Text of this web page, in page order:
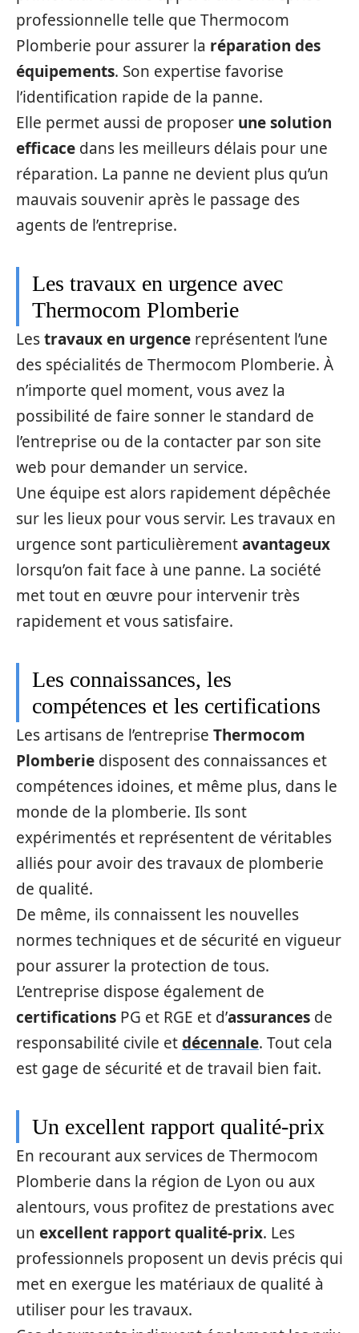
professionnelle telle que Thermocom
Plomberie pour assurer la réparation des
équipements. Son expertise favorise
l’identification rapide de la panne.
Elle permet aussi de proposer une solution
efficace dans les meilleurs délais pour une
réparation. La panne ne devient plus qu’un
mauvais souvenir après le passage des
agents de l’entreprise.
Les travaux en urgence avec
Thermocom Plomberie
Lestravaux en urgence représentent l’une
des spécialités de Thermocom Plomberie. À
n’importe quel moment, vous avez la
possibilité de faire sonner le standard de
l’entreprise ou de la contacter par son site
web pour demander un service.
Une équipe est alors rapidement dépêchée
sur les lieux pour vous servir. Les travaux en
urgence sont particulièrementavantageux
lorsqu’on fait face à une panne. La société
met tout en œuvre pour intervenir très
rapidement et vous satisfaire.
Les connaissances, les
compétences et les certifications
Les artisans de l’entreprise Thermocom
Plomberie disposent des connaissances et
compétences idoines, et même plus, dans le
monde de la plomberie. Ils sont
expérimentés et représentent de véritables
alliés pour avoir des travaux de plomberie
de qualité.
De même, ils connaissent les nouvelles
normes techniques et de sécurité en vigueur
pour assurer la protection de tous.
L’entreprise dispose également de
certifications PG et RGE et d’assurances de
responsabilité civile etdécennale. Tout cela
est gage de sécurité et de travail bien fait.
Un excellent rapport qualité-prix
En recourant aux services de Thermocom
Plomberie dans la région de Lyon ou aux
alentours, vous profitez de prestations avec
un excellent rapport qualité-prix. Les
professionnels proposent un devis précis qui
met en exergue les matériaux de qualité à
utiliser pour les travaux.